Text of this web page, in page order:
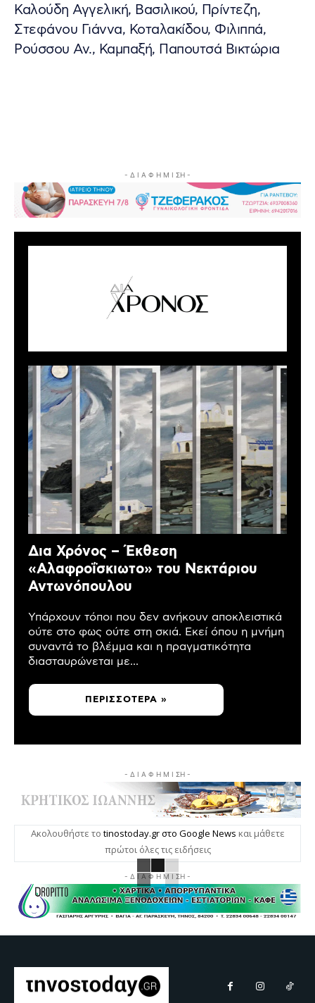
Καλούδη Αγγελική, Βασιλικού, Πρίντεζη,
Στεφάνου Γιάννα, Κοταλακίδου, Φιλιππά,
Ρούσσου Αν., Καμπαξή, Παπουτσά Βικτώρια
- Δ Ι Α Φ Η Μ Ι ΣΗ -
Δια Χρόνος – Έκθεση
«Αλαφροΐσκιωτο» του Νεκτάριου
Αντωνόπουλου
Υπάρχουν τόποι που δεν ανήκουν αποκλειστικά
ούτε στο φως ούτε στη σκιά. Εκεί όπου η μνήμη
συναντά το βλέμμα και η πραγματικότητα
διασταυρώνεται με...
ΠΕΡΙΣΣΌΤΕΡΑ »
- Δ Ι Α Φ Η Μ Ι ΣΗ -
Ακολουθήστε το tinostoday.gr στο Google News και μάθετε
πρώτοι όλες τις ειδήσεις
- Δ Ι Α Φ Η Μ Ι ΣΗ -